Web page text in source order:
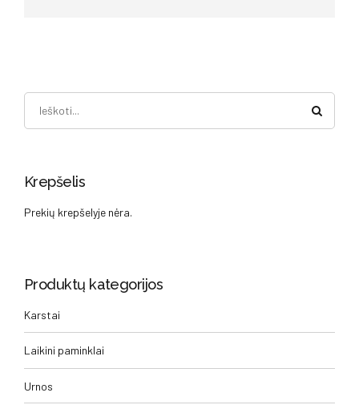
Krepšelis
Prekių krepšelyje nėra.
Produktų kategorijos
Karstai
Laikini paminklai
Urnos